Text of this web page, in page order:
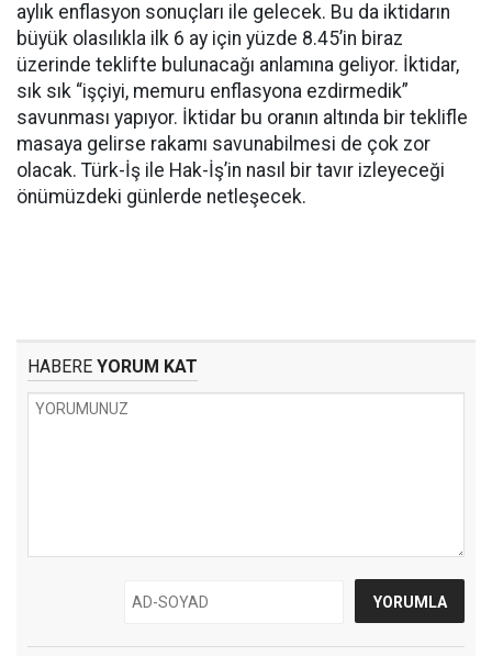
aylık enflasyon sonuçları ile gelecek. Bu da iktidarın
büyük olasılıkla ilk 6 ay için yüzde 8.45’in biraz
üzerinde teklifte bulunacağı anlamına geliyor. İktidar,
sık sık “işçiyi, memuru enflasyona ezdirmedik”
savunması yapıyor. İktidar bu oranın altında bir teklifle
masaya gelirse rakamı savunabilmesi de çok zor
olacak. Türk-İş ile Hak-İş’in nasıl bir tavır izleyeceği
önümüzdeki günlerde netleşecek.
HABERE YORUM KAT